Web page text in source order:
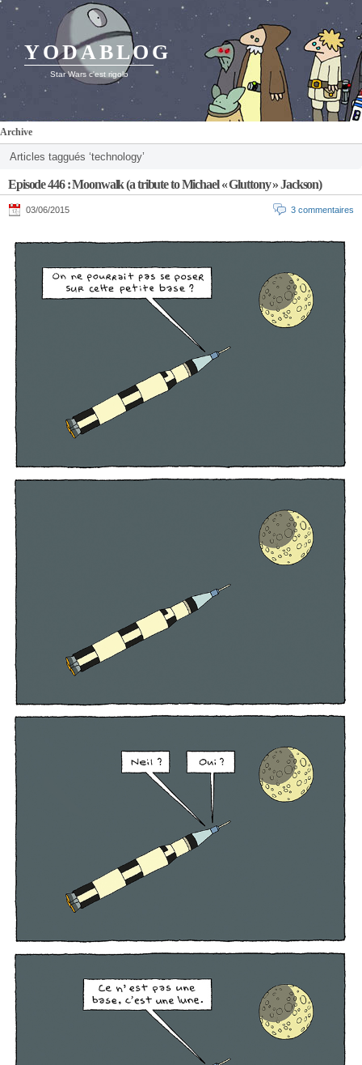
YODABLOG
Star Wars c'est rigolo
Archive
Articles taggués ‘technology’
Episode 446 : Moonwalk (a tribute to Michael « Gluttony » Jackson)
03/06/2015 3 commentaires